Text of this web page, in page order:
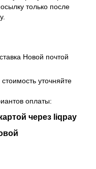
только после
Новой почтой
уточняйте
оплаты:
через liqpay